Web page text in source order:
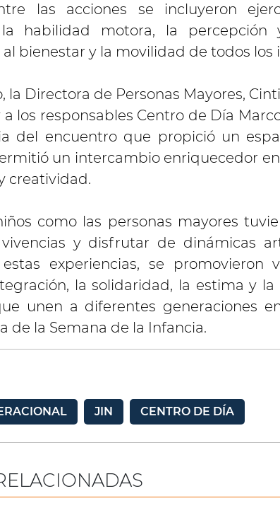
las acciones se incluyeron
la habilidad motora, la
bienestar y la movilidad de todos los
la Directora de Personas Mayores,
los responsables Centro de Día
del encuentro que propició un
un intercambio enriquecedor
creatividad.
como las personas mayores
y disfrutar de dinámicas
experiencias, se promovieron
la solidaridad, la estima y
unen a diferentes generaciones
de la Semana de la Infancia.
JIN CENTRO DE DÍA